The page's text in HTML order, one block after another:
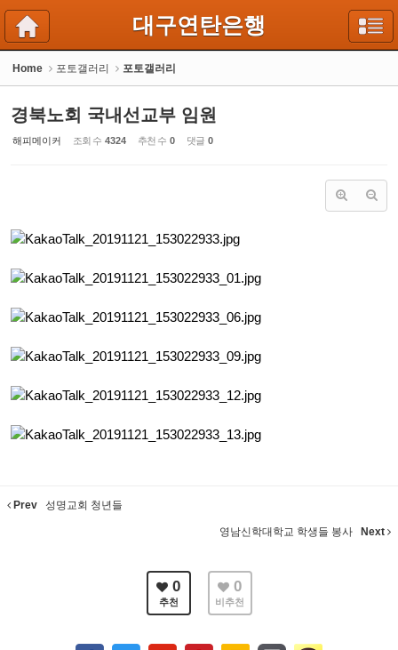
대구연탄은행
Home 포토갤러리 포토갤러리
경북노회 국내선교부 임원
해피메이커 조회 수 4324 추천 수 0 댓글 0
Prev 성명교회 청년들
영남신학대학교 학생들 봉사 Next
0
추천
0
비추천